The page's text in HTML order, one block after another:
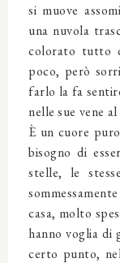
si muove
una nuvola
colorato tutto
poco, però
farlo la fa
nelle sue vene
È un cuore
bisogno di
stelle, le
casa, molto
hanno voglia di
certo punto,